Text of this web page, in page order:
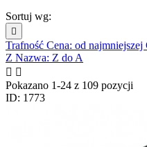
Sortuj wg:

Trafność Cena: od najmniejszej
Z Nazwa: Z do A
 
Pokazano 1-24 z 109 pozycji
ID: 1773